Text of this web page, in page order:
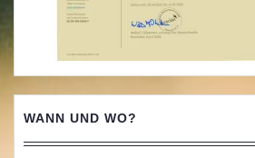
WANN UND WO?